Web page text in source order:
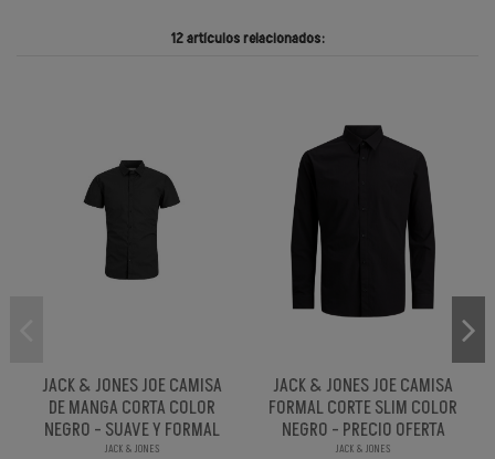
12 artículos relacionados:
JACK & JONES JOE CAMISA
DE MANGA CORTA COLOR
NEGRO - SUAVE Y FORMAL
JACK & JONES
JACK & JONES JOE CAMISA
FORMAL CORTE SLIM COLOR
NEGRO - PRECIO OFERTA
JACK & JONES